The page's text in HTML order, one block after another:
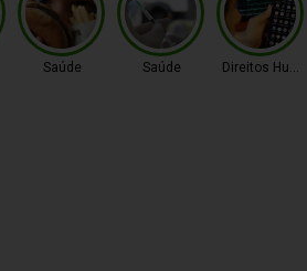
Saúde Saúde Direitos